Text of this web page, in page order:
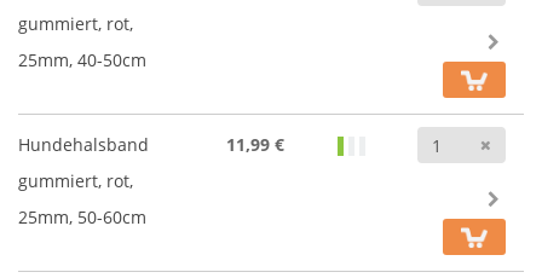
gummiert, rot,
25mm, 40-50cm
Hundehalsband
gummiert, rot,
25mm, 50-60cm
11,99 €